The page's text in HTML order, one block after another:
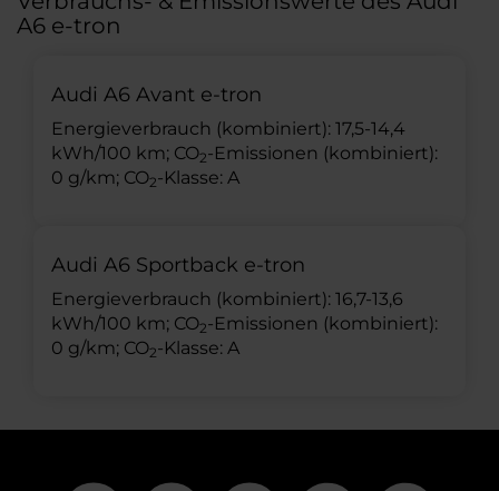
A6 e-tron
Audi A6 Avant e-tron
Energieverbrauch (kombiniert): 17,5-14,4
kWh/100 km; CO2-Emissionen (kombiniert):
0 g/km; CO2-Klasse: A
Audi A6 Sportback e-tron
Energieverbrauch (kombiniert): 16,7-13,6
kWh/100 km; CO2-Emissionen (kombiniert):
0 g/km; CO2-Klasse: A